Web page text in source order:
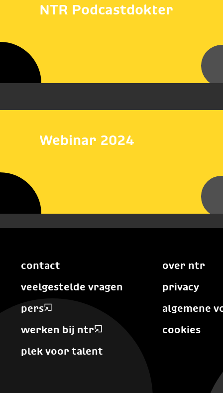
NTR Podcastdokter
Webinar 2024
contact
veelgestelde vragen
pers
werken bij ntr
plek voor talent
over ntr
privacy
algemene
cookies